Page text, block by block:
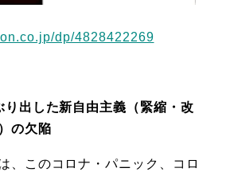
dp/4828422269
り出した新自由主義（緊縮・改
の欠陥
、このコロナ・パニック、コロ